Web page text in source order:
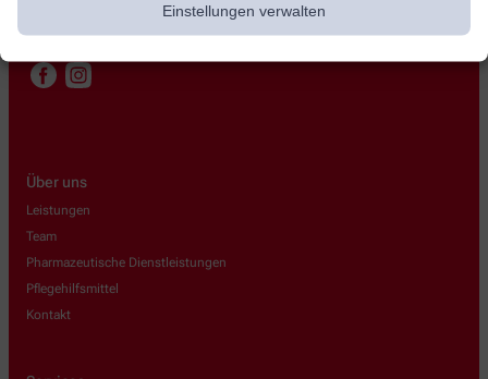
Einstellungen verwalten
Über uns
Leistungen
Team
Pharmazeutische Dienstleistungen
Pflegehilfsmittel
Kontakt